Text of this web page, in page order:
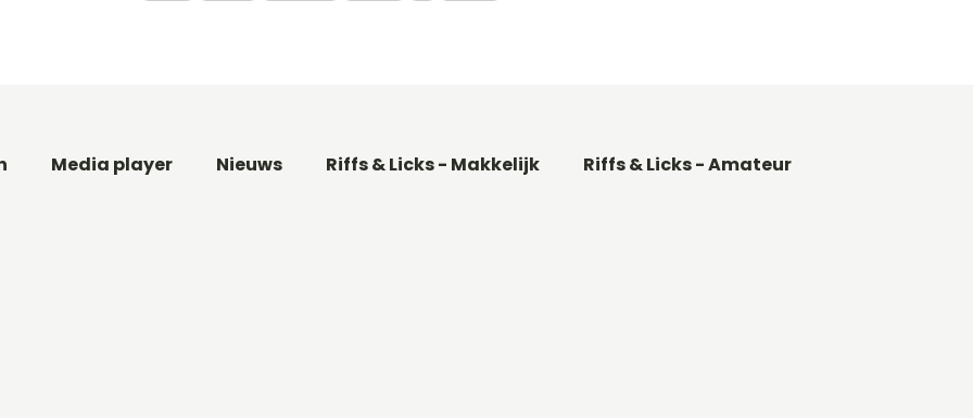
Media player Nieuws Riffs & Licks - Makkelijk Riffs & Licks - Amateur